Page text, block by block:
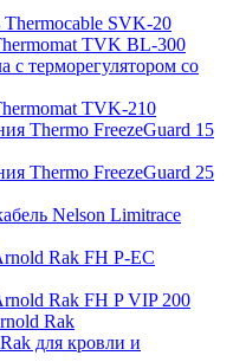
Thermocable SVK-20
TVK BL-300
с терморегулятором со
TVK-210
Thermo FreezeGuard 15
Thermo FreezeGuard 25
Nelson Limitrace
Rak FH P-EC
Rak FH P VIP 200
Rak
для кровли и